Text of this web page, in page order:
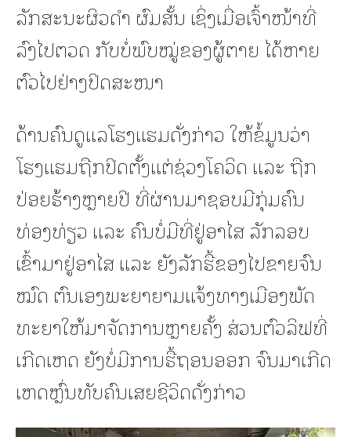
ລັກສະນະຜິວດຳ ຜົມສັ້ນ ເຊິ່ງເມື່ອເຈົ້າໜ້າທີ່
ລົງໄປຕວດ ກັບບໍ່ພົບໝູ່ຂອງຜູ້ຕາຍ ໄດ້ຫາຍ
ຕົວໄປຢ່າງປິດສະໜາ
ດ້ານຄົນດູແລໂຮງແຮມດັ່ງກ່າວ ໃຫ້ຂໍ້ມູນວ່າ
ໂຮງແຮມຖືກປິດຕັ້ງແຕ່ຊ່ວງໂຄວິດ ແລະ ຖືກ
ປ່ອຍຮ້າງຫຼາຍປີ ທີ່ຜ່ານມາຊອບມີກຸ່ມຄົນ
ທ່ອງທ່ຽວ ແລະ ຄົນບໍ່ມີທີ່ຢູ່ອາໄສ ລັກລອບ
ເຂົ້າມາຢູ່ອາໄສ ແລະ ຍັງລັກຮື້ຂອງໄປຂາຍຈົນ
ໝົດ ຕົນເອງພະຍາຍາມແຈ້ງທາງເມືອງພັດ
ທະຍາໃຫ້ມາຈັດການຫຼາຍຄັ້ງ ສ່ວນຕົວລິຟທີ່
ເກີດເຫດ ຍັງບໍ່ມີການຮື້ຖອນອອກ ຈົນມາເກີດ
ເຫດຫຼົ່ນທັບຄົນເສຍຊີວິດດັ່ງກ່າວ